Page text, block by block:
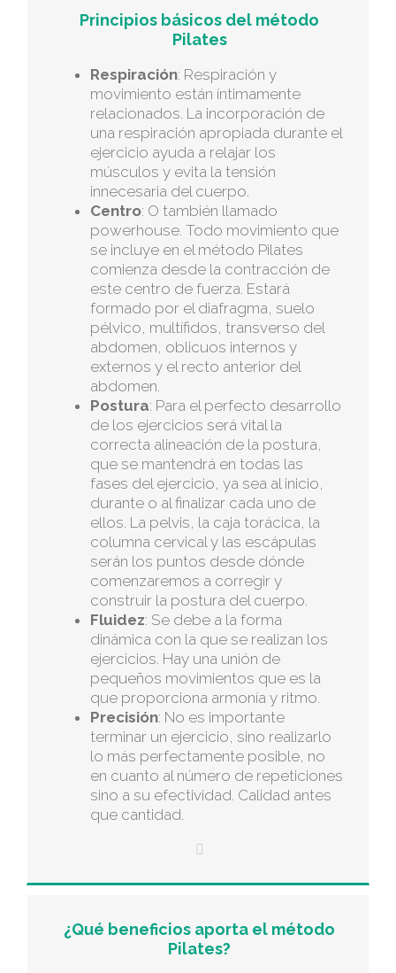
Principios básicos del método
Pilates
Respiración: Respiración y
movimiento están íntimamente
relacionados. La incorporación de
una respiración apropiada durante el
ejercicio ayuda a relajar los
músculos y evita la tensión
innecesaria del cuerpo.
Centro: O también llamado
powerhouse. Todo movimiento que
se incluye en el método Pilates
comienza desde la contracción de
este centro de fuerza. Estará
formado por el diafragma, suelo
pélvico, multífidos, transverso del
abdomen, oblicuos internos y
externos y el recto anterior del
abdomen.
Postura: Para el perfecto desarrollo
de los ejercicios será vital la
correcta alineación de la postura,
que se mantendrá en todas las
fases del ejercicio, ya sea al inicio,
durante o al finalizar cada uno de
ellos. La pelvis, la caja torácica, la
columna cervical y las escápulas
serán los puntos desde dónde
comenzaremos a corregir y
construir la postura del cuerpo.
Fluidez: Se debe a la forma
dinámica con la que se realizan los
ejercicios. Hay una unión de
pequeños movimientos que es la
que proporciona armonía y ritmo.
Precisión: No es importante
terminar un ejercicio, sino realizarlo
lo más perfectamente posible, no
en cuanto al número de repeticiones
sino a su efectividad. Calidad antes
que cantidad.
¿Qué beneficios aporta el método
Pilates?